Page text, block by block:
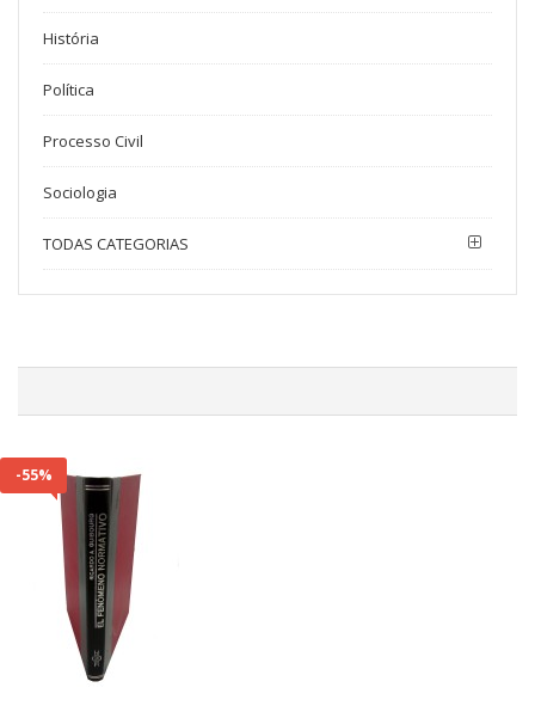
História
Política
Processo Civil
Sociologia
TODAS CATEGORIAS
-55%